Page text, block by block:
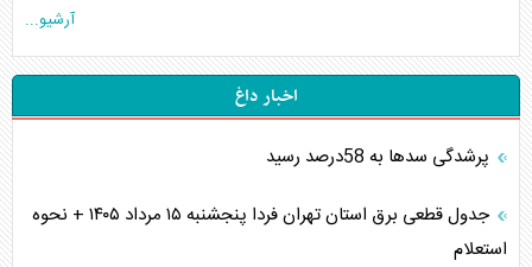
آرشیو...
اخبار داغ
پرشدگی سدها به 58درصد رسید
جدول قطعی برق استان تهران فردا پنجشنبه ۱۵ مرداد ۱۴۰۵ + نحوه
استعلام